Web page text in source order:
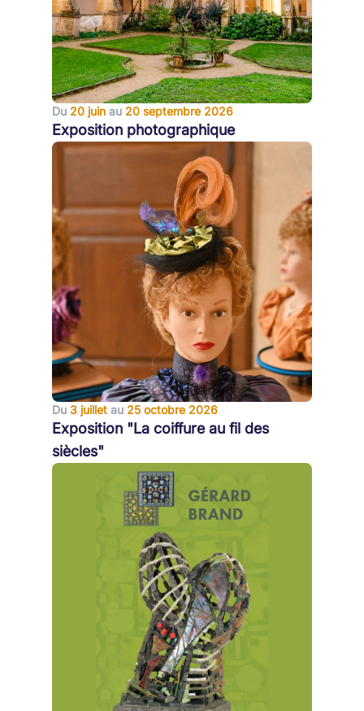
Du 20 juin au 20 septembre 2026
Exposition photographique
Du 3 juillet au 25 octobre 2026
Exposition "La coiffure au fil des
siècles"